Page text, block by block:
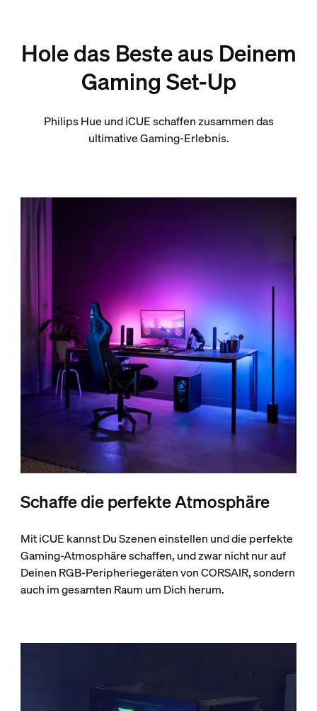
Hole das Beste aus Deinem
Gaming Set-Up
Philips Hue und iCUE schaffen zusammen das
ultimative Gaming-Erlebnis.
Schaffe die perfekte Atmosphäre
Mit iCUE kannst Du Szenen einstellen und die perfekte
Gaming-Atmosphäre schaffen, und zwar nicht nur auf
Deinen RGB-Peripheriegeräten von CORSAIR, sondern
auch im gesamten Raum um Dich herum.